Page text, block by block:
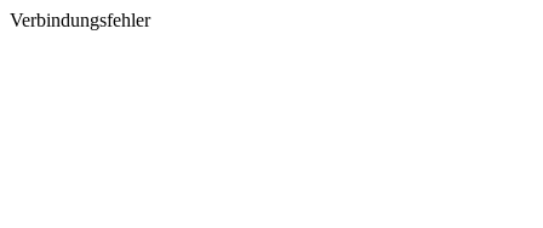
Verbindungsfehler